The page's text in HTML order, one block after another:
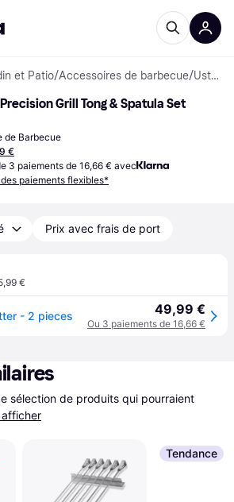
et Patio/Accessoires de barbecue/ Ustensiles de Barbecue
Grill Tong & Spatula Set
de Barbecue
€
3 paiements de 16,66 € avec
paiements flexibles*
Prix avec frais de port
€
- 2 pieces 49,99 €
Ou 3 paiements de 16,66 €
sélection de produits qui pourraient
Tendance